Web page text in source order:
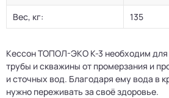
Вес, кг: 135
Кессон ТОПОЛ-ЭКО К-3 необходим для
трубы и скважины от промерзания и
и сточных вод. Благодаря ему вода в
нужно переживать за своё здоровье.